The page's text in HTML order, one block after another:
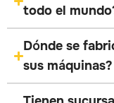
todo el
Dónde se
sus máquinas?